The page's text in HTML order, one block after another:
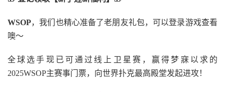
WSOP，我们也精心准备了老朋友礼包，可以登录游戏查看
噢～
全球选手现已可通过线上卫星赛，赢得梦寐以求的
2025WSOP主赛事门票，向世界扑克最高殿堂发起进攻！